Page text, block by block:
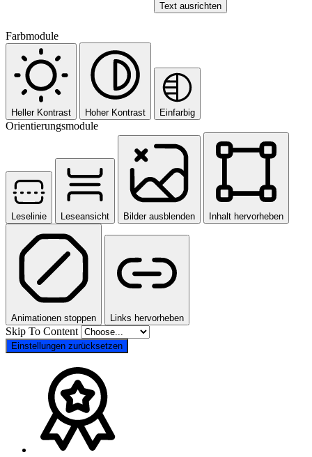
Text ausrichten
Farbmodule
Heller Kontrast Hoher Kontrast Einfarbig
Orientierungsmodule
Leselinie Leseansicht Bilder ausblenden Inhalt hervorheben
Animationen stoppen Links hervorheben
Skip To Content
Einstellungen zurücksetzen